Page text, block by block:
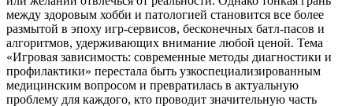
между здоровым хобби и патологией становится все более
размытой в эпоху игр-сервисов, бесконечных батл-пасов и
алгоритмов, удерживающих внимание любой ценой. Тема
«Игровая зависимость: современные методы диагностики и
профилактики» перестала быть узкоспециализированным
медицинским вопросом и превратилась в актуальную
проблему для каждого, кто проводит значительную часть